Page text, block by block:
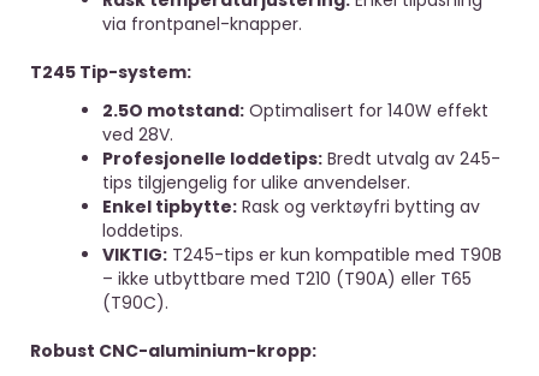
via frontpanel-knapper.
T245 Tip-system:
2.5O motstand: Optimalisert for 140W effekt
ved 28V.
Profesjonelle loddetips: Bredt utvalg av 245-
tips tilgjengelig for ulike anvendelser.
Enkel tipbytte: Rask og verktøyfri bytting av
loddetips.
VIKTIG: T245-tips er kun kompatible med T90B
– ikke utbyttbare med T210 (T90A) eller T65
(T90C).
Robust CNC-aluminium-kropp: